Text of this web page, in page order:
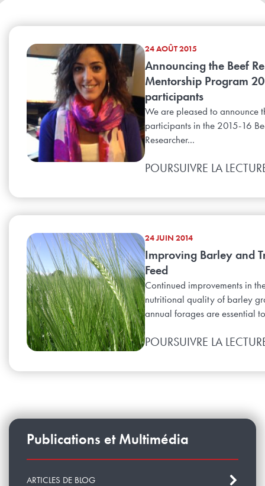
24 AOÛT 2015
Announcing the Beef
Mentorship Program
participants
We are pleased to announce
participants in the 2015-16
Researcher...
POURSUIVRE LA
24 JUIN 2014
Improving Barley and
Feed
Continued improvements in
nutritional quality of barley
annual forages are essential
POURSUIVRE LA
Publications et Multimédia
ARTICLES DE BLOG